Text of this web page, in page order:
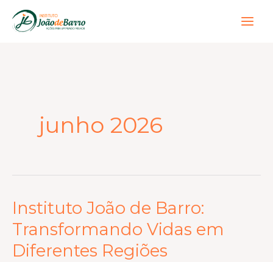
para
junho 2026
Instituto João de Barro:
Transformando Vidas em
Diferentes Regiões
Instituto
João
de
Barro: